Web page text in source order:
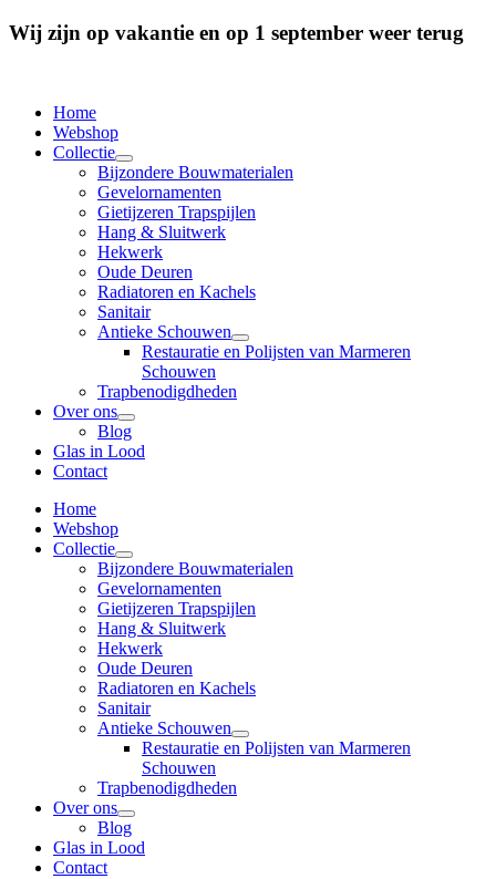
Wij zijn op vakantie en op 1 september weer terug
Home
Webshop
Collectie
Bijzondere Bouwmaterialen
Gevelornamenten
Gietijzeren Trapspijlen
Hang & Sluitwerk
Hekwerk
Oude Deuren
Radiatoren en Kachels
Sanitair
Antieke Schouwen
Restauratie en Polijsten van Marmeren
Schouwen
Trapbenodigdheden
Over ons
Blog
Glas in Lood
Contact
Home
Webshop
Collectie
Bijzondere Bouwmaterialen
Gevelornamenten
Gietijzeren Trapspijlen
Hang & Sluitwerk
Hekwerk
Oude Deuren
Radiatoren en Kachels
Sanitair
Antieke Schouwen
Restauratie en Polijsten van Marmeren
Schouwen
Trapbenodigdheden
Over ons
Blog
Glas in Lood
Contact